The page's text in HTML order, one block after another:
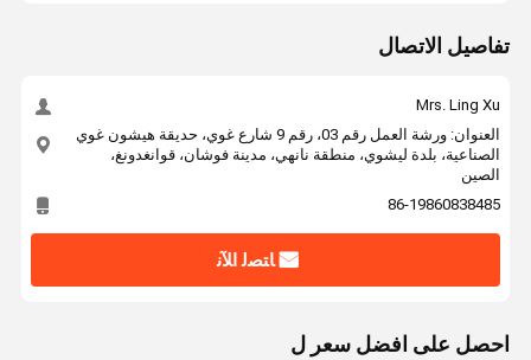
تفاصيل الاتصال
Mrs. Ling Xu
العنوان: ورشة العمل رقم 03، رقم 9 شارع غوي، حديقة هيشون غوي
الصناعية، بلدة ليشوي، منطقة نانهي، مدينة فوشان، قوانغدونغ،
الصين
86-19860838485
ﺎﺘﺼﻟ ﺍﻶﻧ
احصل على افضل سعر ل